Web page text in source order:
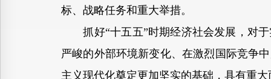
标、战略任务和重大举措。
抓好“十五五”时期经济社会发展，对于
严峻的外部环境新变化、在激烈国际竞争
主义现代化奠定更加坚实的基础，具有重